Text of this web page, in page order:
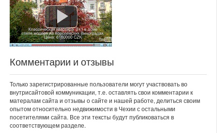
Комментарии и отзывы
Только зарегистрированные пользователи могут участвовать во
внутрисайтовой коммуникации, т.е. оставлять свои комментарии к
матералам сайта и отзывы о сайте и нашей работе, делиться своим
опытом относительно недвижимости в Чехии с остальными
посетителями сайта. Все эти тексты будут публиковаться в
соответствующем разделе.